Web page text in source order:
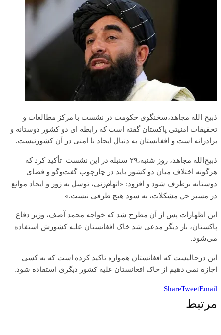
ذبیح الله مجاهد،سخنگوی حکومت در نشست با مرکز مطالعات و
تحقیقات امنیتی پاکستان گفته است که رابطه ای دو کشور دوستانه و
برادرانه است و افغانستان به دنبال ایجاد نا امنی در آن کشور‌نیست.
ذبیح‌الله مجاهد، روز شنبه،۲۹ سنبله در این نشست تأکید کرد که
هرگونه اختلاف میان دو کشور باید در چارچوب گفت‌وگو و فضای
دوستانه برطرف شود و افزود: «اتهام‌زنی، توسل به زور و ایجاد موانع
در مسیر حل مشکلات، به سود هیچ طرفی نیست.»
این اظهارات پس از آن مطرح شد که خواجه محمد آصف، وزیر دفاع
پاکستان، بار دیگر مدعی شد خاک افغانستان علیه کشورش استفاده
می‌شود.
این درحالیست که افغانستان همواره تاکید کرده است که به کسی
اجازه نمی دهیم از خاک افغانستان علیه کشور دیگری استفاده شود.
ShareTweetEmail
مرتبط